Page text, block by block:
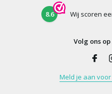
8.6 Wij scoren
Volg ons
Meld je aan